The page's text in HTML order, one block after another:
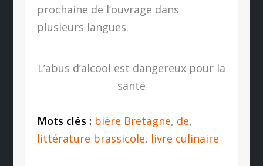
prochaine de l’ouvrage dans
plusieurs langues.
L’abus d’alcool est dangereux pour la
santé
Mots clés : bière Bretagne, de,
littérature brassicole, livre culinaire